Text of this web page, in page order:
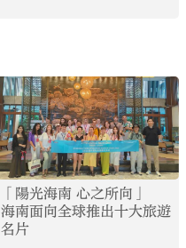
「陽光海南 心之所向」
海南面向全球推出十大旅遊
名片